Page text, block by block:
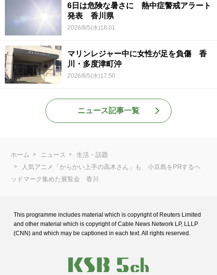
6日は危険な暑さに 熱中症警戒アラート
発表 香川県
2026/8/5(水)18:01
マリンレジャー中に女性が足を負傷 香
川・多度津町沖
2026/8/5(水)17:50
ニュース記事一覧
ホーム ニュース
生活・話題
人気アニメ「からかい上手の高木さん」も 小豆島をPRするヘ
ッドマーク集めた展覧会 香川
This programme includes material which is copyright of Reuters Limited
and other material which is copyright of Cable News Network LP, LLLP
(CNN) and which may be captioned in each text. All rights reserved.